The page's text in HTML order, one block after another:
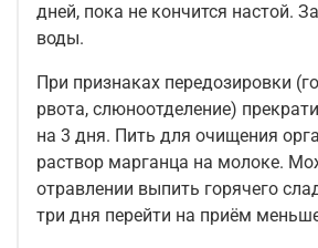
дней, пока не кончится настой.
воды.
При признаках передозировки
рвота, слюноотделение)
на 3 дня. Пить для очищения
раствор марганца на молоке.
отравлении выпить горячего
три дня перейти на приём